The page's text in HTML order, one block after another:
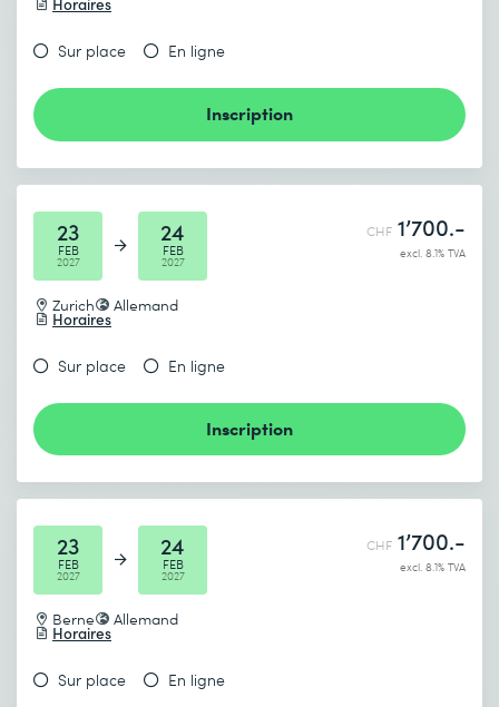
Sur place En ligne
Inscription
23
FEB
2027
24
FEB
2027
Zurich Allemand
Horaires
CHF 1’700.-
excl. 8.1% TVA
Sur place En ligne
Inscription
23
FEB
2027
24
FEB
2027
Berne Allemand
Horaires
CHF 1’700.-
excl. 8.1% TVA
Sur place En ligne